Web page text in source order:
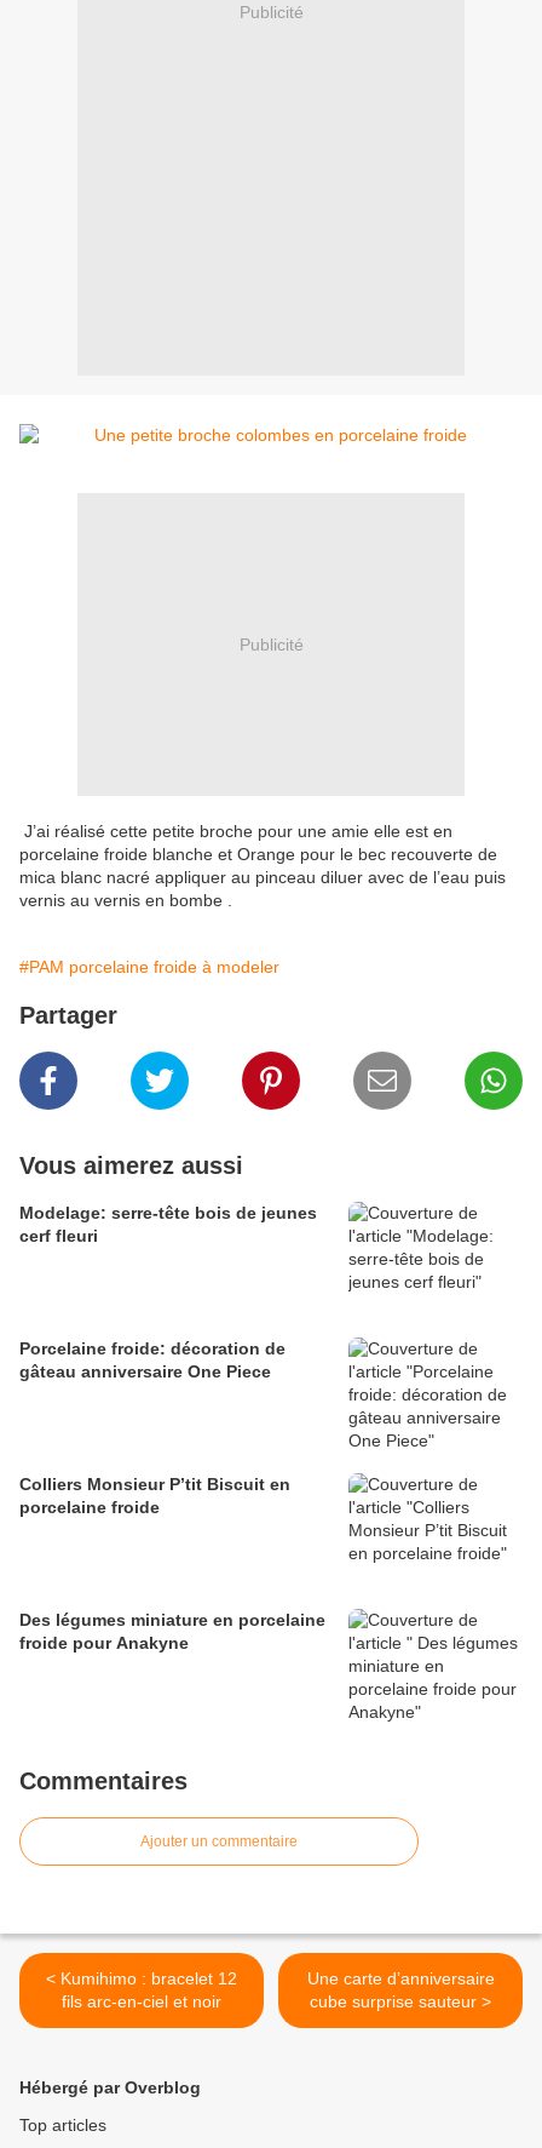
Publicité
Publicité
J’ai réalisé cette petite broche pour une amie elle est en
porcelaine froide blanche et Orange pour le bec recouverte de
mica blanc nacré appliquer au pinceau diluer avec de l’eau puis
vernis au vernis en bombe .
#PAM porcelaine froide à modeler
Partager
Vous aimerez aussi
Modelage: serre-tête bois de jeunes
cerf fleuri
Porcelaine froide: décoration de
gâteau anniversaire One Piece
Colliers Monsieur P’tit Biscuit en
porcelaine froide
Des légumes miniature en porcelaine
froide pour Anakyne
Commentaires
Ajouter un commentaire
< Kumihimo : bracelet 12
fils arc-en-ciel et noir
Une carte d’anniversaire
cube surprise sauteur >
Hébergé par Overblog
Top articles